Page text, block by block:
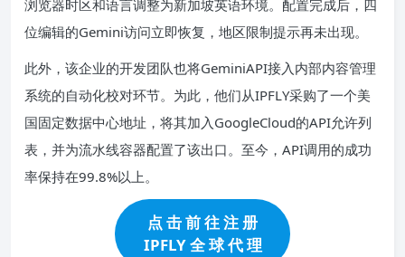
浏览器时区和语言调整为新加坡英语环境。配置完成后，四
位编辑的Gemini访问立即恢复，地区限制提示再未出现。
此外，该企业的开发团队也将GeminiAPI接入内部内容管理
系统的自动化校对环节。为此，他们从IPFLY采购了一个美
国固定数据中心地址，将其加入GoogleCloud的API允许列
表，并为流水线容器配置了该出口。至今，API调用的成功
率保持在99.8%以上。
点 击 前 往 注 册
IPFLY 全 球 代 理